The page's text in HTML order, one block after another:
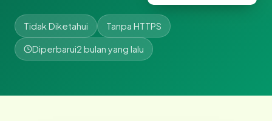
Tidak Diketahui Tanpa HTTPS
Diperbarui2 bulan yang lalu